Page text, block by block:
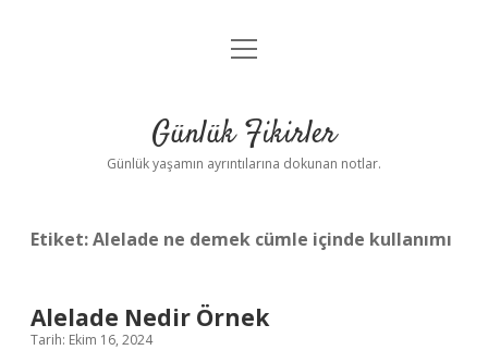
Anasayfa
Yasal Uyarı
menüyü
Günlük Fikirler
Günlük yaşamın ayrıntılarına dokunan notlar.
Etiket:Alelade ne demek cümle içinde kullanımı
Alelade Nedir Örnek
Tarih: Ekim 16, 2024